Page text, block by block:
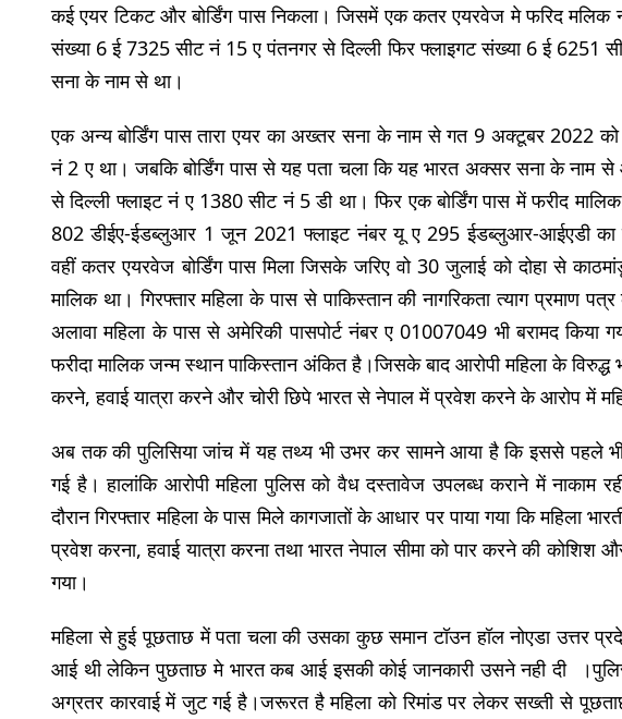
कई एयर टिकट और बोर्डिंग पास निकला। जिसमें एक कतर एयरवेज मे फरिद मलिक
संख्या 6 ई 7325 सीट नं 15 ए पंतनगर से दिल्ली फिर फ्लाइगट संख्या 6 ई 6251
सना के नाम से था।
एक अन्य बोर्डिंग पास तारा एयर का अख्तर सना के नाम से गत 9 अक्टूबर 2022 को
नं 2 ए था। जबकि बोर्डिंग पास से यह पता चला कि यह भारत अक्सर सना के नाम
से दिल्ली फ्लाइट नं ए 1380 सीट नं 5 डी था। फिर एक बोर्डिंग पास में फरीद
802 डीईए-ईडब्लुआर 1 जून 2021 फ्लाइट नंबर यू ए 295 ईडब्लुआर-आईएडी का
वहीं कतर एयरवेज बोर्डिंग पास मिला जिसके जरिए वो 30 जुलाई को दोहा से
मालिक था। गिरफ्तार महिला के पास से पाकिस्तान की नागरिकता त्याग प्रमाण
अलावा महिला के पास से अमेरिकी पासपोर्ट नंबर ए 01007049 भी बरामद किया
फरीदा मालिक जन्म स्थान पाकिस्तान अंकित है।जिसके बाद आरोपी महिला के
करने, हवाई यात्रा करने और चोरी छिपे भारत से नेपाल में प्रवेश करने के आरोप में
अब तक की पुलिसिया जांच में यह तथ्य भी उभर कर सामने आया है कि इससे पहले
गई है। हालांकि आरोपी महिला पुलिस को वैध दस्तावेज उपलब्ध कराने में नाकाम
दौरान गिरफ्तार महिला के पास मिले कागजातों के आधार पर पाया गया कि महिला
प्रवेश करना, हवाई यात्रा करना तथा भारत नेपाल सीमा को पार करने की कोशिश
गया।
महिला से हुई पूछताछ में पता चला की उसका कुछ समान टॉउन हॉल नोएडा उत्तर
आई थी लेकिन पुछताछ मे भारत कब आई इसकी कोई जानकारी उसने नही दी
अग्रतर कारवाई में जुट गई है।जरूरत है महिला को रिमांड पर लेकर सख्ती से